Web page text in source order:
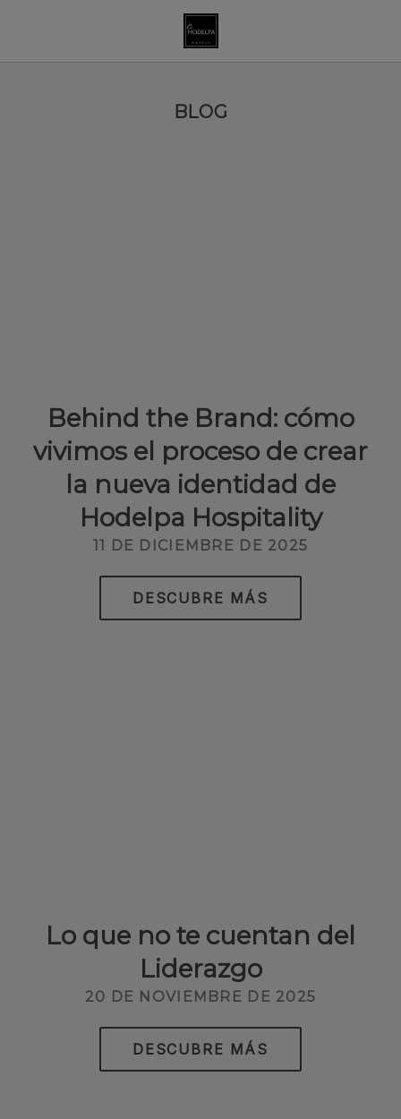
BLOG
Behind the Brand: cómo
vivimos el proceso de crear
la nueva identidad de
Hodelpa Hospitality
11 DE DICIEMBRE DE 2025
DESCUBRE MÁS
Lo que no te cuentan del
Liderazgo
20 DE NOVIEMBRE DE 2025
DESCUBRE MÁS